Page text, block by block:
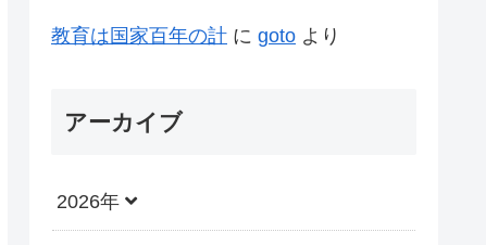
教育は国家百年の計 に goto より
アーカイブ
2026年